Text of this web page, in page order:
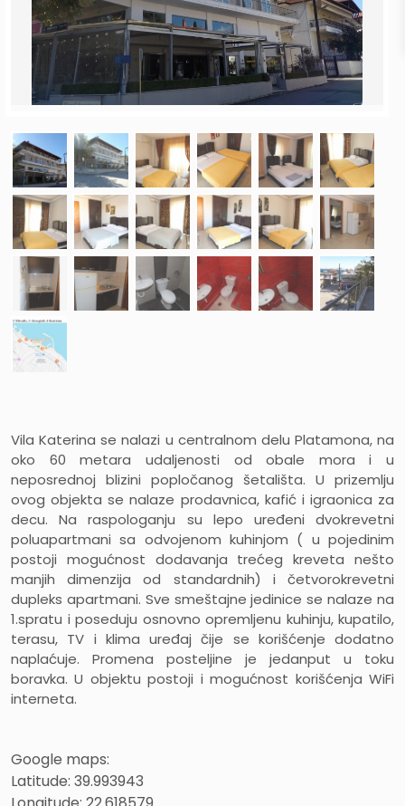
Vila Katerina se nalazi u centralnom delu Platamona, na
oko 60 metara udaljenosti od obale mora i u
neposrednoj blizini popločanog šetališta. U prizemlju
ovog objekta se nalaze prodavnica, kafić i igraonica za
decu. Na raspologanju su lepo uređeni dvokrevetni
poluapartmani sa odvojenom kuhinjom ( u pojedinim
postoji mogućnost dodavanja trećeg kreveta nešto
manjih dimenzija od standardnih) i četvorokrevetni
dupleks apartmani. Sve smeštajne jedinice se nalaze na
1.spratu i poseduju osnovno opremljenu kuhinju, kupatilo,
terasu, TV i klima uređaj čije se korišćenje dodatno
naplaćuje. Promena posteljine je jedanput u toku
boravka. U objektu postoji i mogućnost korišćenja WiFi
interneta.
Google maps:
Latitude: 39.993943